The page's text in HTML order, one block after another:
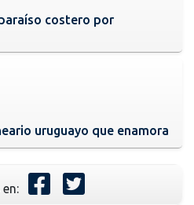
costero por
uruguayo que enamora